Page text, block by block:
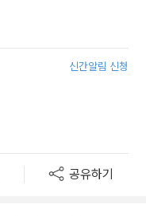
신간알림 신청
공유하기